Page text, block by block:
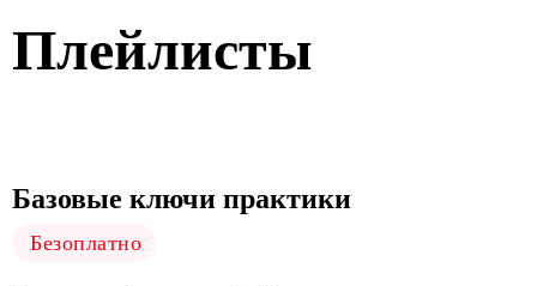
Плейлисты
Базовые ключи практики
Безоплатно